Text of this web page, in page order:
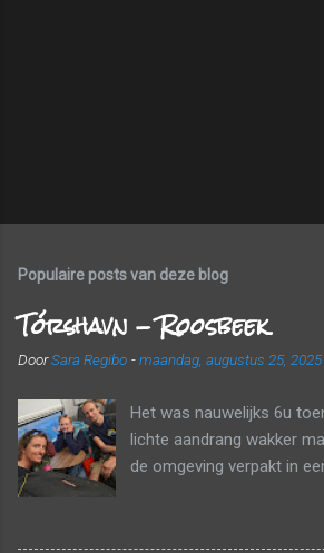
Populaire posts van deze blog
Tórshavn - Roosbeek
DoorSara Regibo -maandag, augustus 25, 2025
Het was nauwelijks 6u
lichte aandrang wakker
de omgeving verpakt in
echt ontbijt was het nog
kregen wel elk nog een